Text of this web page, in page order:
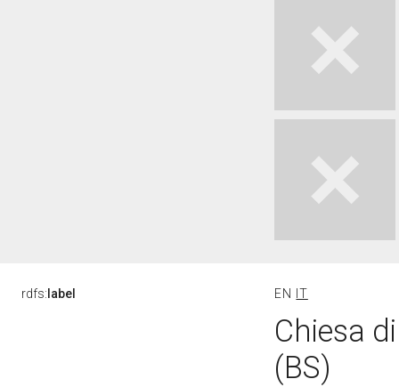
rdfs: label EN IT
Chiesa
(BS)